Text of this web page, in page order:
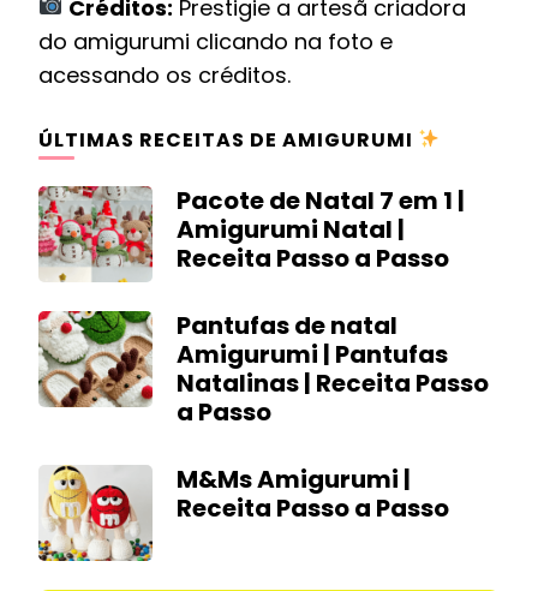
Créditos: Prestigie a artesã criadora
do amigurumi clicando na foto e
acessando os créditos.
ÚLTIMAS RECEITAS DE AMIGURUMI
Pacote de Natal 7 em 1 |
Amigurumi Natal |
Receita Passo a Passo
Pantufas de natal
Amigurumi | Pantufas
Natalinas | Receita Passo
a Passo
M&Ms Amigurumi |
Receita Passo a Passo